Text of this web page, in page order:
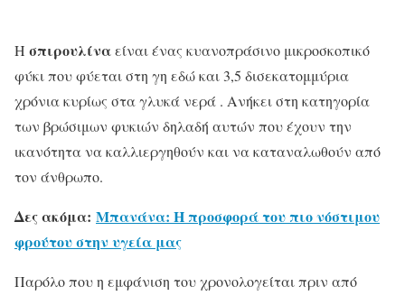
Η σπιρουλίναείναι ένας κυανοπράσινο μικροσκοπικό
φύκι που φύεται στη γη εδώ και 3,5 δισεκατομμύρια
χρόνια κυρίως στα γλυκά νερά . Ανήκει στη κατηγορία
των βρώσιμων φυκιών δηλαδή αυτών που έχουν την
ικανότητα να καλλιεργηθούν και να καταναλωθούν από
τον άνθρωπο.
Δες ακόμα: Μπανάνα: Η προσφορά του πιο νόστιμου
φρούτου στην υγεία μας
Παρόλο που η εμφάνιση του χρονολογείται πριν από